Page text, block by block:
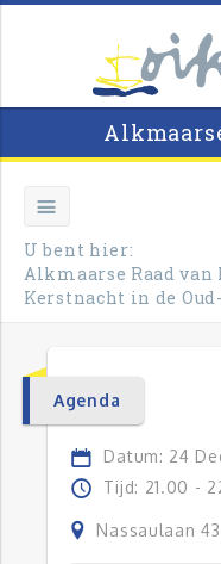
U bent hier:
Alkmaarse Raad van
Kerstnacht in de
Agenda
Datum: 24
Tijd: 21.00 -
Nassaulaan 43